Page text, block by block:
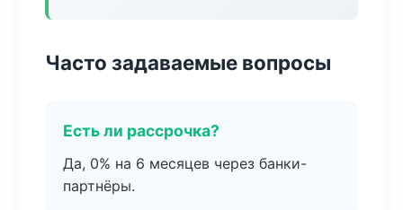
Часто задаваемые вопросы
Есть ли рассрочка?
Да, 0% на 6 месяцев через банки-
партнёры.